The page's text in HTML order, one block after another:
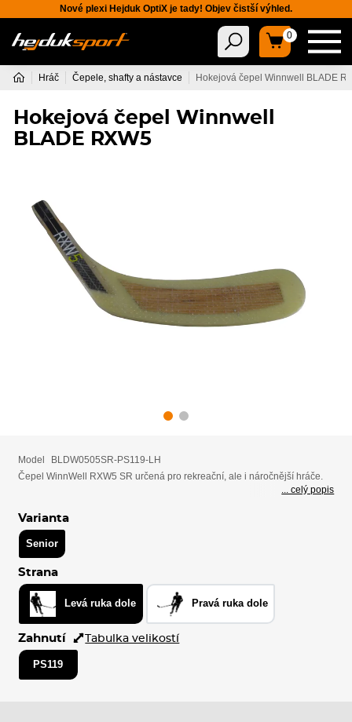
Nové plexi Hejduk OptiX je tady! Objev čistší výhled.
0
Hráč Čepele, shafty a nástavce Hokejová čepel Winnwell BLADE
Hokejová čepel Winnwell
BLADE RXW5
Model
BLDW0505SR-PS119-LH
Čepel WinnWell RXW5 SR určená pro rekreační, ale i náročnější hráče.
... celý popis
Varianta
Senior
Strana
Levá ruka dole Pravá ruka dole
Zahnutí Tabulka velikostí
PS119